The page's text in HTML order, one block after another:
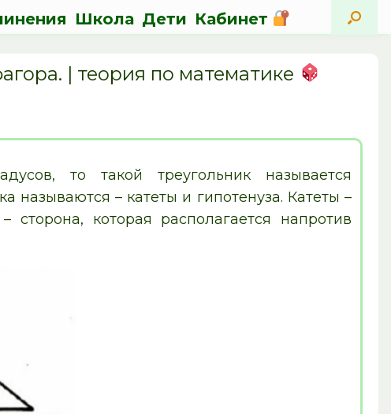
Школа Дети Кабинет
| теория по математике
то такой треугольник называется
называются – катеты и гипотенуза. Катеты –
которая располагается напротив